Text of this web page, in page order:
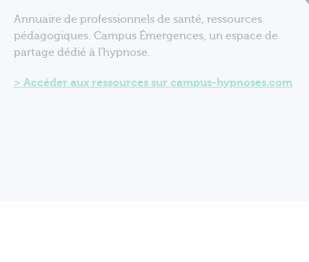
Annuaire de professionnels de santé, ressources
pédagogiques. Campus Émergences, un espace de
partage dédié à l'hypnose.
Accéder aux ressources sur campus-hypnoses.com